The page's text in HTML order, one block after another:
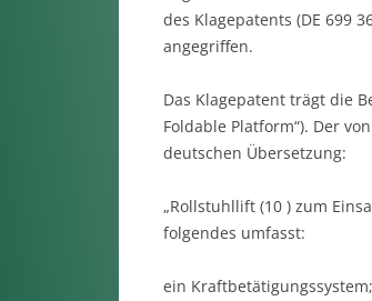
des Klagepatents (DE 699
angegriffen.
Das Klagepatent trägt die
Foldable Platform“). Der
deutschen Übersetzung:
„Rollstuhllift (10 ) zum
folgendes umfasst:
ein